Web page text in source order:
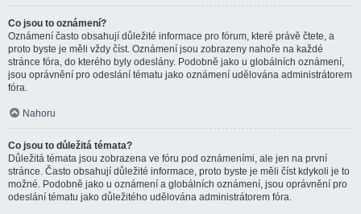
Co jsou to oznámení?
Oznámení často obsahují důležité informace pro fórum, které právě čtete, a
proto byste je měli vždy číst. Oznámení jsou zobrazeny nahoře na každé
stránce fóra, do kterého byly odeslány. Podobně jako u globálních oznámení,
jsou oprávnění pro odeslání tématu jako oznámení udělována administrátorem
fóra.
Nahoru
Co jsou to důležitá témata?
Důležitá témata jsou zobrazena ve fóru pod oznámeními, ale jen na první
stránce. Často obsahují důležité informace, proto byste je měli číst kdykoli je to
možné. Podobně jako u oznámení a globálních oznámení, jsou oprávnění pro
odeslání tématu jako důležitého udělována administrátorem fóra.